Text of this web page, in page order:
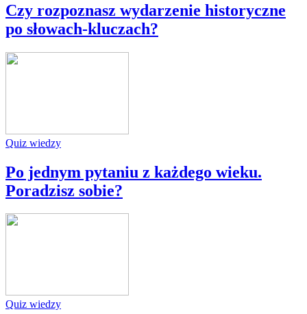
Czy rozpoznasz wydarzenie historyczne
po słowach-kluczach?
Quiz wiedzy
Po jednym pytaniu z każdego wieku.
Poradzisz sobie?
Quiz wiedzy